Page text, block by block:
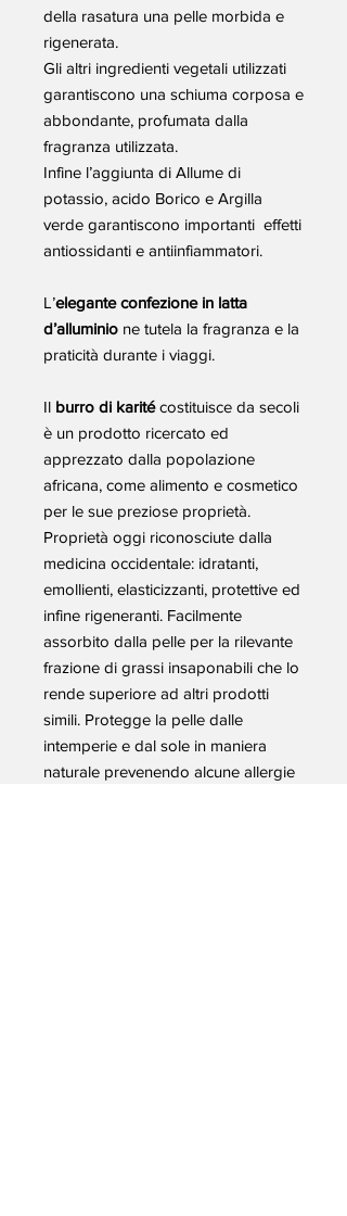
della rasatura una pelle morbida e
rigenerata.
Gli altri ingredienti vegetali utilizzati
garantiscono una schiuma corposa e
abbondante, profumata dalla
fragranza utilizzata.
Infine l’aggiunta di Allume di
potassio, acido Borico e Argilla
verde garantiscono importanti effetti
antiossidanti e antiinfiammatori.
L’elegante confezione in latta
d’alluminio ne tutela la fragranza e la
praticità durante i viaggi.
Il burro di karitécostituisce da secoli
è un prodotto ricercato ed
apprezzato dalla popolazione
africana, come alimento e cosmetico
per le sue preziose proprietà.
Proprietà oggi riconosciute dalla
medicina occidentale: idratanti,
emollienti, elasticizzanti, protettive ed
infine rigeneranti. Facilmente
assorbito dalla pelle per la rilevante
frazione di grassi insaponabili che lo
rende superiore ad altri prodotti
simili. Protegge la pelle dalle
intemperie e dal sole in maniera
naturale prevenendo alcune allergie